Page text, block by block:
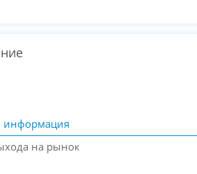
на рынок